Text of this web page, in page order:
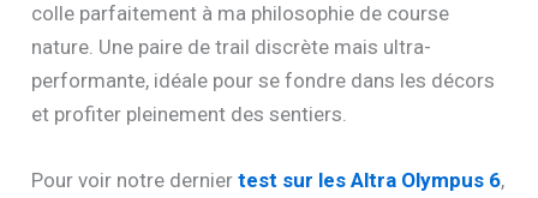
colle parfaitement à ma philosophie de course
nature. Une paire de trail discrète mais ultra-
performante, idéale pour se fondre dans les décors
et profiter pleinement des sentiers.
Pour voir notre derniertest sur les Altra Olympus 6,